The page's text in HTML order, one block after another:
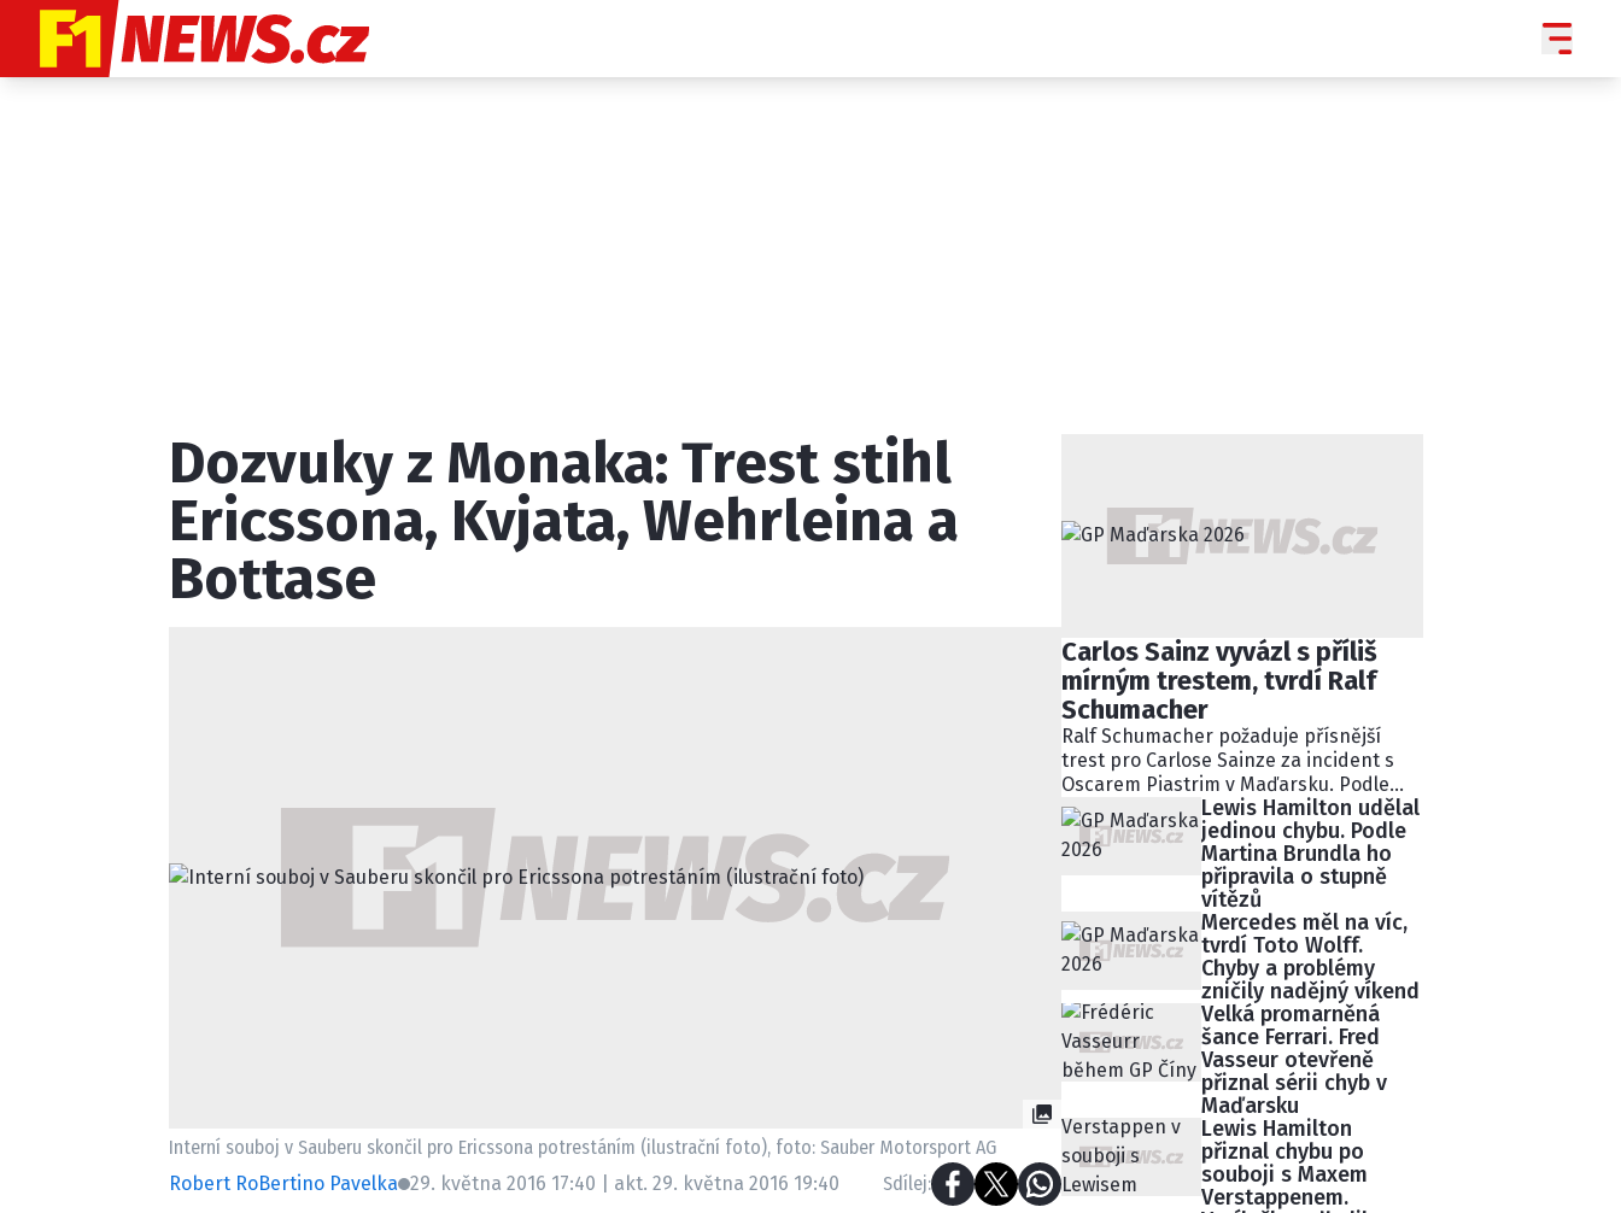
Provozovatelem serveru F1NEWS.cz je INCORP MEDIA GROUP s.r.o., IČ: 118 23 054
Dozvuky z Monaka: Trest stihl
Ericssona, Kvjata, Wehrleina a
Bottase
Interní souboj v Sauberu skončil pro Ericssona potrestáním (ilustrační foto), foto: Sauber Motorsport AG
Robert RoBertino Pavelka 29. května 2016 17:40 | akt. 29. května 2016 19:40 Sdílej:
Carlos Sainz vyvázl s příliš
mírným trestem, tvrdí Ralf
Schumacher
Ralf Schumacher požaduje přísnější
trest pro Carlose Sainze za incident s
Oscarem Piastrim v Maďarsku. Podle
bývalého pilota Williams ignoroval
několik modrých vlajek a následně
kolidoval s lídrem závodu.
Pětisekundovou penalizaci považuje
Schumacher za nedostatečnou.
Lewis Hamilton udělal
jedinou chybu. Podle
Martina Brundla ho
připravila o stupně
vítězů
Mercedes měl na víc,
tvrdí Toto Wolff.
Chyby a problémy
zničily nadějný víkend
Velká promarněná
šance Ferrari. Fred
Vasseur otevřeně
přiznal sérii chyb v
Maďarsku
Lewis Hamilton
přiznal chybu po
souboji s Maxem
Verstappenem.